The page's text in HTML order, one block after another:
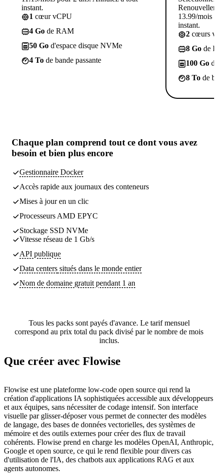
instant.
1 cœur vCPU
4 Go de RAM
50 Go d'espace disque NVMe
4 To de bande passante
13.99/mois
instant.
2 cœurs
8 Go de
100 Go
8 To de
Chaque plan comprend tout ce dont vous avez
besoin et bien plus encore
Gestionnaire Docker
Accès rapide aux journaux des conteneurs
Mises à jour en un clic
Processeurs AMD EPYC
Stockage SSD NVMe
Vitesse réseau de 1 Gb/s
API publique
Data centers situés dans le monde entier
Nom de domaine gratuit pendant 1 an
Tous les packs sont payés d'avance. Le tarif mensuel
correspond au prix total du pack divisé par le nombre de mois
inclus.
Que créer avec Flowise
Flowise est une plateforme low-code open source qui rend la
création d'applications IA sophistiquées accessible aux développeurs
et aux équipes, sans nécessiter de codage intensif. Son interface
visuelle par glisser-déposer vous permet de connecter des modèles
de langage, des bases de données vectorielles, des systèmes de
mémoire et des outils externes pour créer des flux de travail
cohérents. Flowise prend en charge les modèles OpenAI, Anthropic,
Google et open source, ce qui le rend flexible pour divers cas
d'utilisation de l'IA, des chatbots aux applications RAG et aux
agents autonomes.